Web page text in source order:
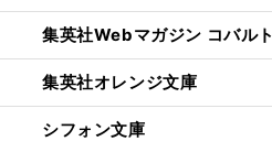
集英社Webマガジン コバルト
集英社オレンジ文庫
シフォン文庫